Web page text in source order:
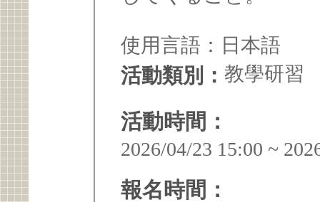
使用言語：日本語
活動類別： 教學研習
活動時間：
2026/04/23 15:00 ~
報名時間：